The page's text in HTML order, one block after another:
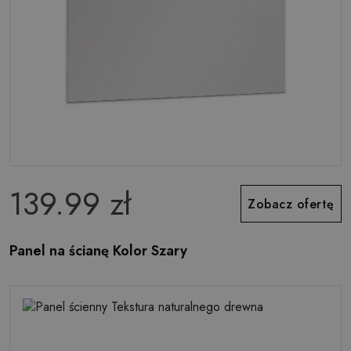
139.99 zł Zobacz ofertę
Panel na ścianę Kolor Szary